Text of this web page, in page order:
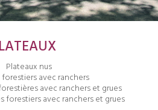
Plateaux nus
avec ranchers
avec ranchers et grues
forestiers avec ranchers et grues